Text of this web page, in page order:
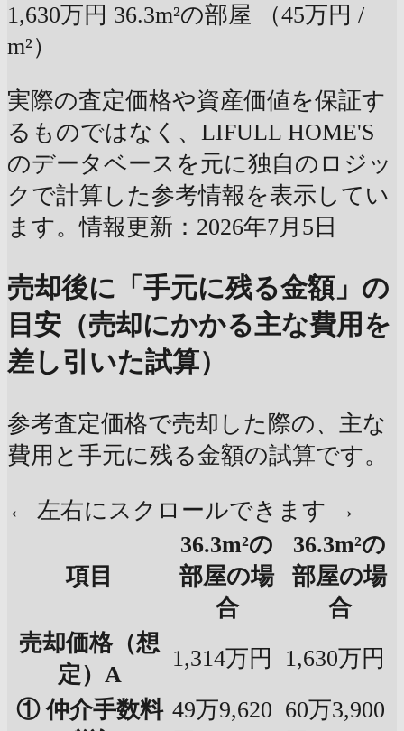
1,630万円 36.3m²の部屋
（45万円 /
m²）
実際の査定価格や資産価値を保証す
るものではなく、LIFULL HOME'S
のデータベースを元に独自のロジッ
クで計算した参考情報を表示してい
ます。情報更新：2026年7月5日
売却後に「手元に残る金額」の
目安（売却にかかる主な費用を
差し引いた試算）
参考査定価格で売却した際の、主な
費用と手元に残る金額の試算です。
← 左右にスクロールできます →
項目
36.3m²の
部屋の場
合
36.3m²の
部屋の場
合
売却価格（想
定）A
1,314万円
1,630万円
① 仲介手数料 49万9,620 60万3,900